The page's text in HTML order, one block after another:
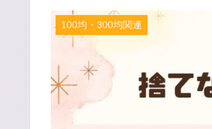
100均・300均関連